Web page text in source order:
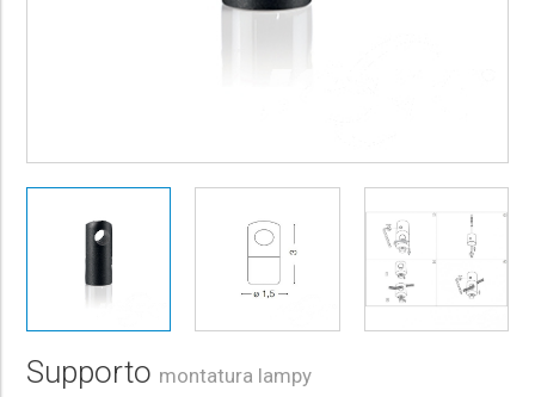
Supporto montatura lampy